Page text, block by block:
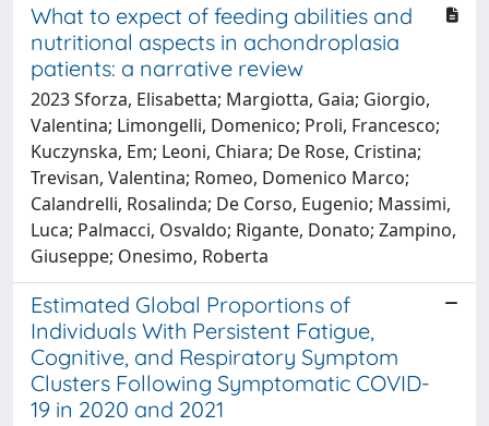
What to expect of feeding abilities and
nutritional aspects in achondroplasia
patients: a narrative review
2023 Sforza, Elisabetta; Margiotta, Gaia; Giorgio,
Valentina; Limongelli, Domenico; Proli, Francesco;
Kuczynska, Em; Leoni, Chiara; De Rose, Cristina;
Trevisan, Valentina; Romeo, Domenico Marco;
Calandrelli, Rosalinda; De Corso, Eugenio; Massimi,
Luca; Palmacci, Osvaldo; Rigante, Donato; Zampino,
Giuseppe; Onesimo, Roberta
Estimated Global Proportions of
Individuals With Persistent Fatigue,
Cognitive, and Respiratory Symptom
Clusters Following Symptomatic COVID-
19 in 2020 and 2021